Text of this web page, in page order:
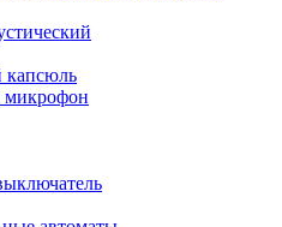
капсюль
микрофон